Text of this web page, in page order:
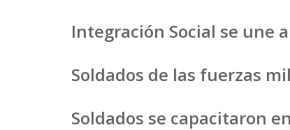
Integración Social se une
Soldados de las fuerzas
Soldados se capacitaron